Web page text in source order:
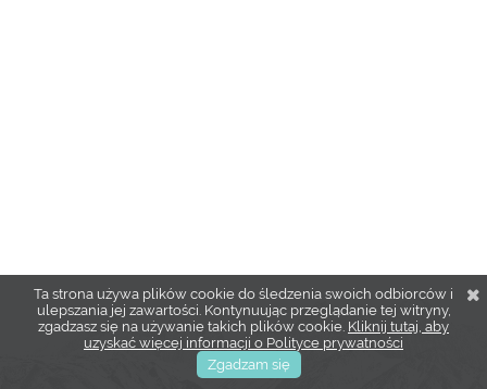
Ta strona używa plików cookie do śledzenia swoich odbiorców i
ulepszania jej zawartości. Kontynuując przeglądanie tej witryny,
zgadzasz się na używanie takich plików cookie. Kliknij tutaj, aby
uzyskać więcej informacji o Polityce prywatności
Zgadzam się